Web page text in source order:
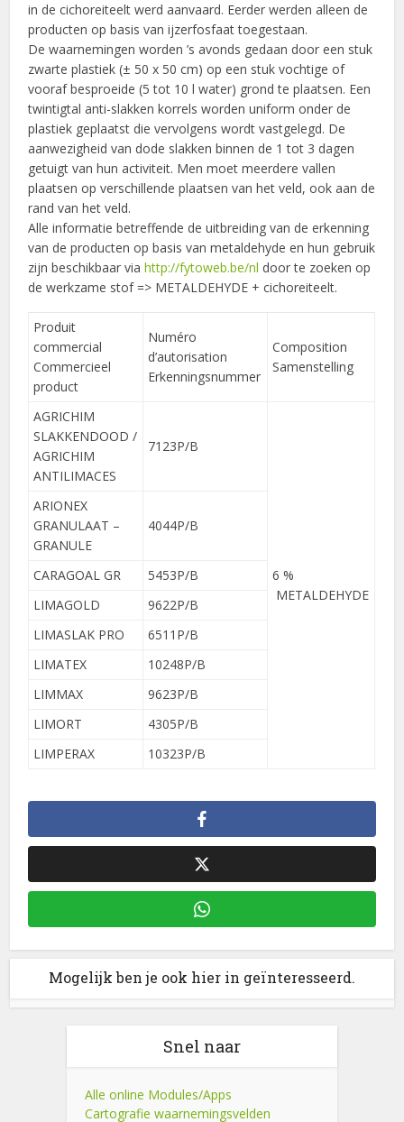
in de cichoreiteelt werd aanvaard. Eerder werden alleen de
producten op basis van ijzerfosfaat toegestaan.
De waarnemingen worden ’s avonds gedaan door een stuk
zwarte plastiek (± 50 x 50 cm) op een stuk vochtige of
vooraf besproeide (5 tot 10 l water) grond te plaatsen. Een
twintigtal anti-slakken korrels worden uniform onder de
plastiek geplaatst die vervolgens wordt vastgelegd. De
aanwezigheid van dode slakken binnen de 1 tot 3 dagen
getuigt van hun activiteit. Men moet meerdere vallen
plaatsen op verschillende plaatsen van het veld, ook aan de
rand van het veld.
Alle informatie betreffende de uitbreiding van de erkenning
van de producten op basis van metaldehyde en hun gebruik
zijn beschikbaar viahttp://fytoweb.be/nl door te zoeken op
de werkzame stof => METALDEHYDE + cichoreiteelt.
Produit
commercial
Commercieel
product
Numéro
d’autorisation
Erkenningsnummer
Composition
Samenstelling
AGRICHIM
SLAKKENDOOD /
AGRICHIM
ANTILIMACES
7123P/B
6 %
METALDEHYDE
ARIONEX
GRANULAAT –
GRANULE
4044P/B
CARAGOAL GR
5453P/B
LIMAGOLD
9622P/B
LIMASLAK PRO
6511P/B
LIMATEX
10248P/B
LIMMAX
9623P/B
LIMORT
4305P/B
LIMPERAX
10323P/B
Mogelijk ben je ook hier in geïnteresseerd.
Snel naar
Alle online Modules/Apps
Cartografie waarnemingsvelden